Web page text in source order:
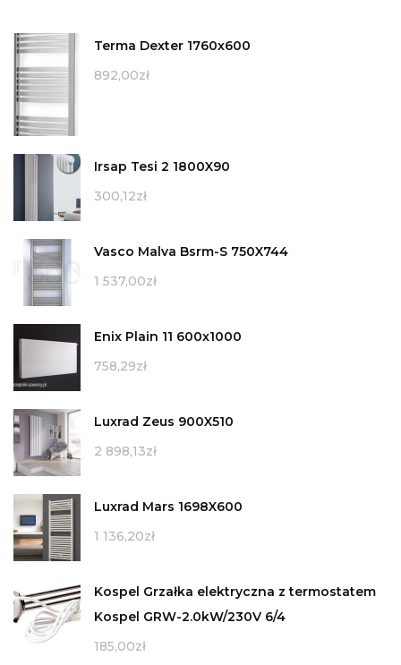
Terma Dexter 1760x600
892,00zł
Irsap Tesi 2 1800X90
300,12zł
Vasco Malva Bsrm-S 750X744
1 537,00zł
Enix Plain 11 600x1000
758,29zł
Luxrad Zeus 900X510
2 898,13zł
Luxrad Mars 1698X600
1 136,20zł
Kospel Grzałka elektryczna z termostatem
Kospel GRW-2.0kW/230V 6/4
185,00zł